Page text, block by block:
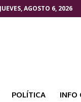
JUEVES, AGOSTO 6, 2026
POLÍTICA INFO